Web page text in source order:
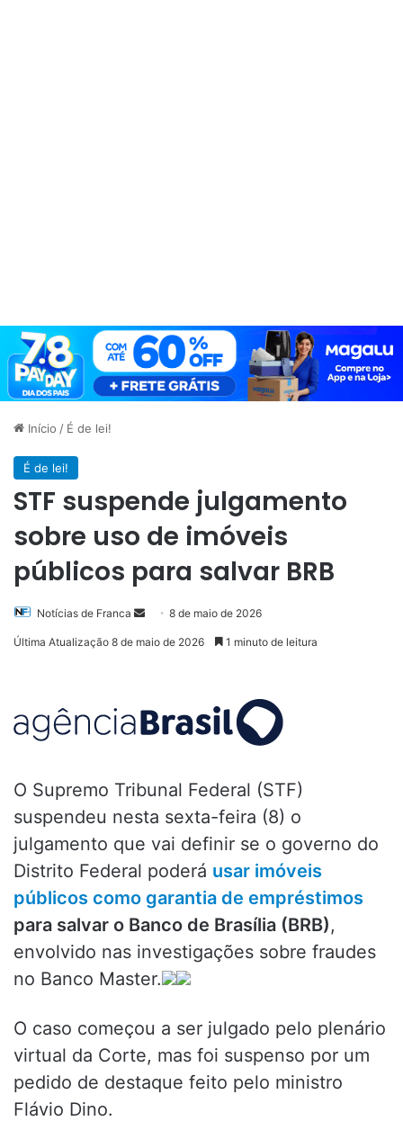
Início / É de lei!
É de lei!
STF suspende julgamento
sobre uso de imóveis
públicos para salvar BRB
Notícias de Franca
Mande8 de maio de 2026
Última Atualização 8 de maio de 2026 1 minuto de leitura
O Supremo Tribunal Federal (STF)
suspendeu nesta sexta-feira (8) o
julgamento que vai definir se o governo do
Distrito Federal poderá usar imóveis
públicos como garantia de empréstimos
para salvar o Banco de Brasília (BRB),
envolvido nas investigações sobre fraudes
no Banco Master.
O caso começou a ser julgado pelo plenário
virtual da Corte, mas foi suspenso por um
pedido de destaque feito pelo ministro
Flávio Dino.